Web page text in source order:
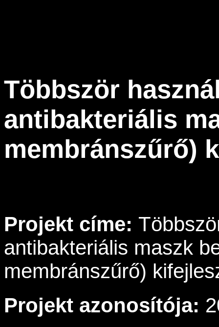
Többször
antibakteriális
membránszűrő)
Projekt címe:
antibakteriális maszk
membránszűrő)
Projekt azonosítója: